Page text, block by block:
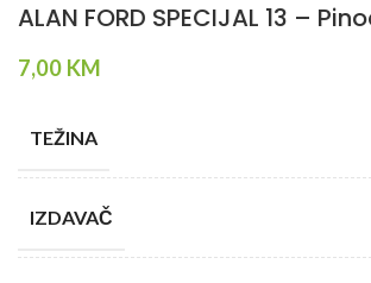
ALAN FORD SPECIJAL 13 –
7,00 KM
TEŽINA
IZDAVAČ